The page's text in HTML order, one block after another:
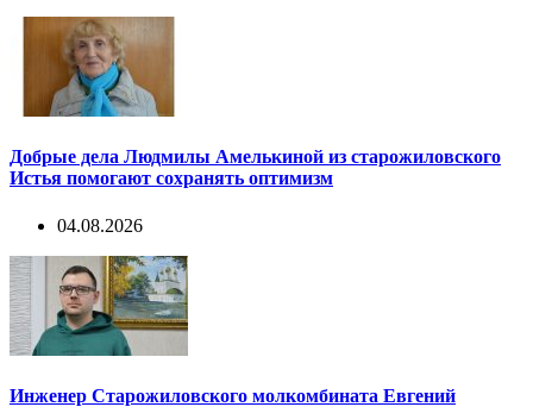
Добрые дела Людмилы Амелькиной из старожиловского
Истья помогают сохранять оптимизм
04.08.2026
Инженер Старожиловского молкомбината Евгений